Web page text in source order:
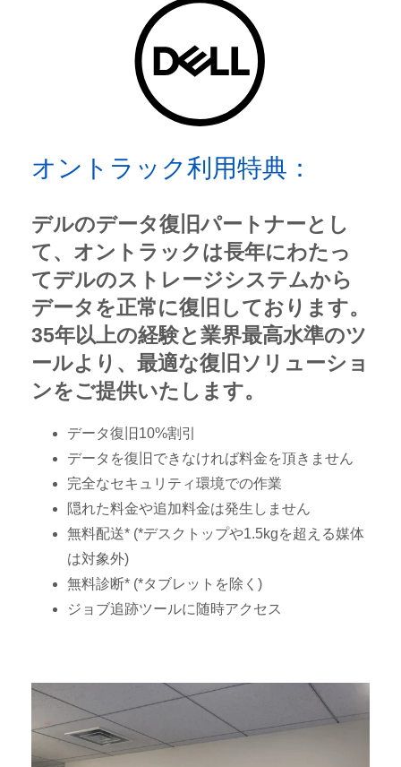
オントラック利用特典：
デルのデータ復旧パートナーとし
て、オントラックは長年にわたっ
てデルのストレージシステムから
データを正常に復旧しております。
35年以上の経験と業界最高水準のツ
ールより、最適な復旧ソリューショ
ンをご提供いたします。
データ復旧10%割引
データを復旧できなければ料金を頂きません
完全なセキュリティ環境での作業
隠れた料金や追加料金は発生しません
無料配送* (*デスクトップや1.5kgを超える媒体
は対象外)
無料診断* (*タブレットを除く)
ジョブ追跡ツールに随時アクセス